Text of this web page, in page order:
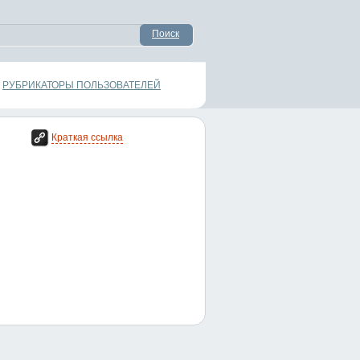
Краткая ссылка
Поиск
РУБРИКАТОРЫ ПОЛЬЗОВАТЕЛЕЙ